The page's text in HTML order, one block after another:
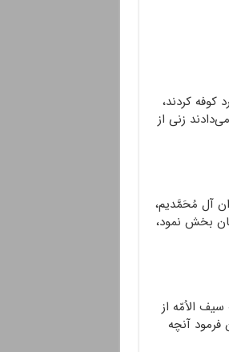
کوفه کردند،
زنی از
آل مُحَمَّدیم،
بخش نمود،
الاُمّه از
فرمود آنچه